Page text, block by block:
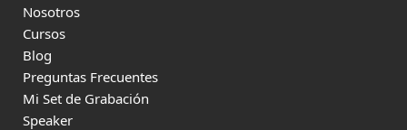
Nosotros
Cursos
Blog
Preguntas Frecuentes
Mi Set de Grabación
Speaker